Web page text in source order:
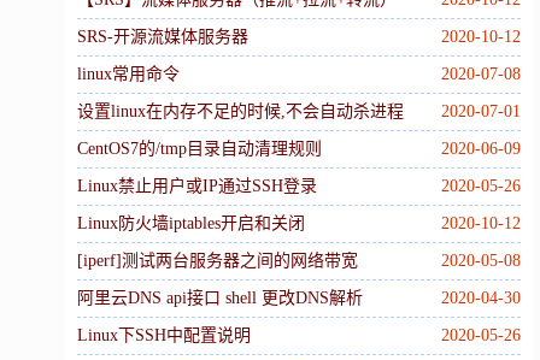
2020-10-12
SRS-开源流媒体服务器
2020-07-08
linux常用命令
2020-07-01
设置linux在内存不足的时候,不会自动杀进程
2020-06-09
CentOS7的/tmp目录自动清理规则
2020-05-26
Linux禁止用户或IP通过SSH登录
2020-10-12
Linux防火墙iptables开启和关闭
2020-05-08
[iperf]测试两台服务器之间的网络带宽
2020-04-30
阿里云DNS api接口 shell 更改DNS解析
2020-05-26
Linux下SSH中配置说明